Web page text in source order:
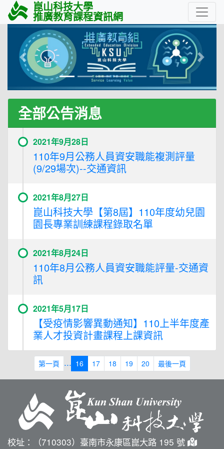
崑山科技大學
推廣教育課程資訊網
Previous Next
全部公告消息
2021年9月28日
110年9月公務人員資安職能複測評量
(9/29場次)--交通資訊
2021年8月27日
崑山科技大學【第8屆】110年度幼兒園
園長專業訓練課程錄取名單
2021年8月24日
110年8月公務人員資安職能評量-交通資
訊
2021年5月17日
【受疫情影響異動通知】110上半年度產
業人才投資計畫課程上課資訊
第一頁 ... 16 17 18 19 20 最後一頁
校址：（710303）臺南市永康區崑大路 195 號